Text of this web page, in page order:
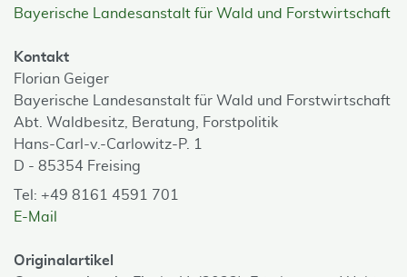
Bayerische Landesanstalt für Wald und Forstwirtschaft
Kontakt
Florian Geiger
Bayerische Landesanstalt für Wald und Forstwirtschaft
Abt. Waldbesitz, Beratung, Forstpolitik
Hans-Carl-v.-Carlowitz-P. 1
D - 85354 Freising
Tel: +49 8161 4591 701
E-Mail
Originalartikel